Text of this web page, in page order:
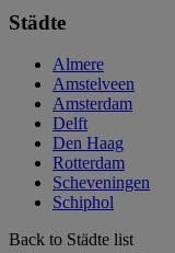
Städte
Almere
Amstelveen
Amsterdam
Delft
Den Haag
Rotterdam
Scheveningen
Schiphol
Back to Städte list